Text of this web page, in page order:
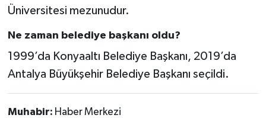
Üniversitesi mezunudur.
Ne zaman belediye başkanı oldu?
1999’da Konyaaltı Belediye Başkanı, 2019’da
Antalya Büyükşehir Belediye Başkanı seçildi.
Muhabir: Haber Merkezi